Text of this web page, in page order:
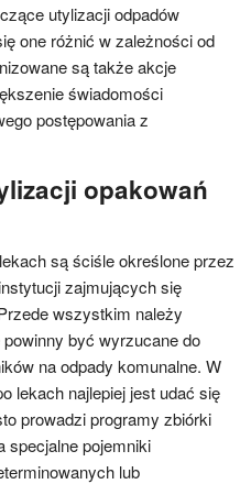
utylizacji odpadów
one różnić w zależności od
są także akcje
świadomości
postępowania z
opakowań
są ściśle określone przez
zajmujących się
wszystkim należy
być wyrzucane do
na odpady komunalne. W
lekach najlepiej jest udać się
prowadzi programy zbiórki
specjalne pojemniki
lub